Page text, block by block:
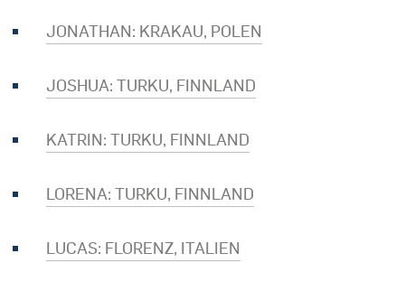
JONATHAN: KRAKAU, POLEN
JOSHUA: TURKU, FINNLAND
KATRIN: TURKU, FINNLAND
LORENA: TURKU, FINNLAND
LUCAS: FLORENZ, ITALIEN